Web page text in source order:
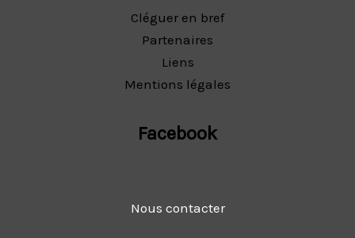
Cléguer en bref
Partenaires
Liens
Mentions légales
Facebook
Nous contacter